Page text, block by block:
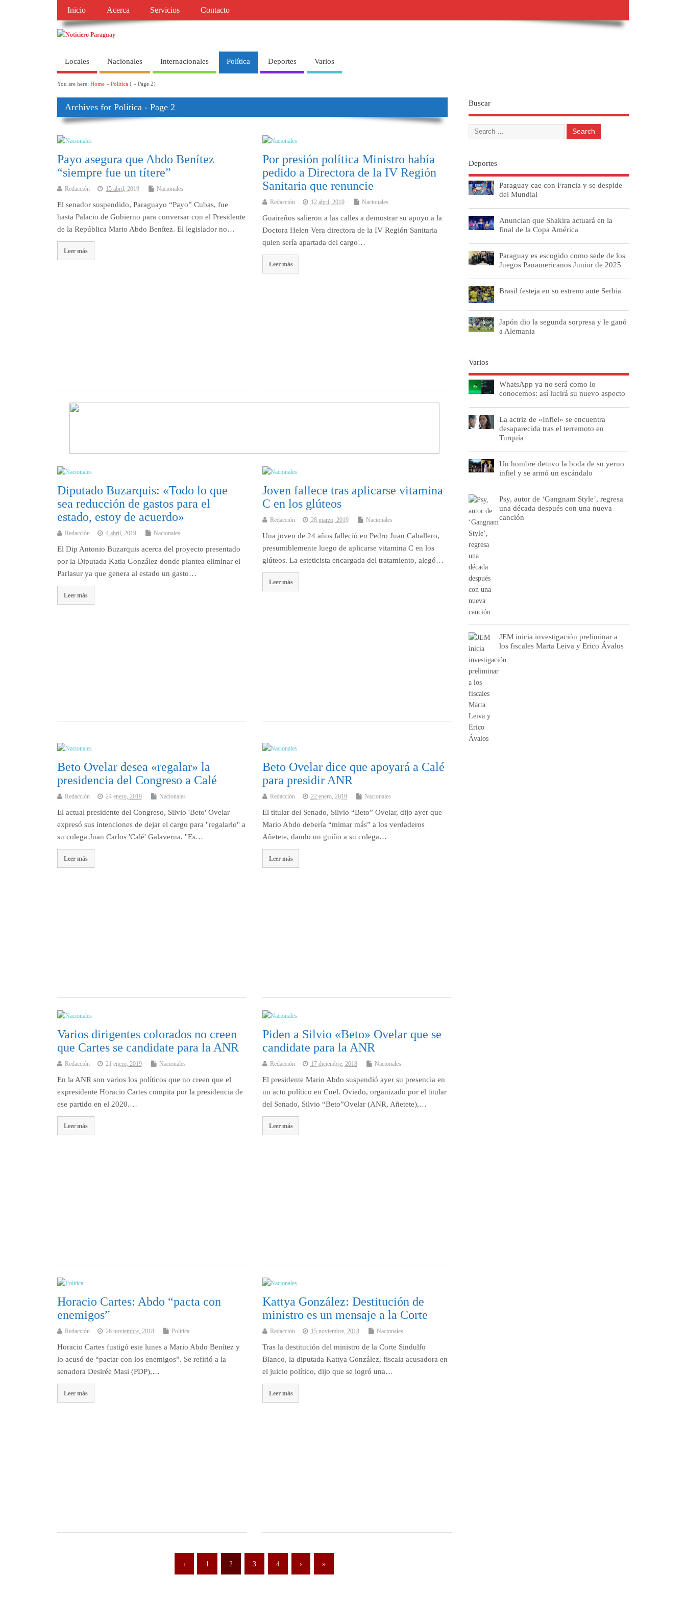
Inicio Acerca Servicios Contacto
Locales Nacionales Internacionales Política Deportes Varios
You are here: Home » Política ( » Page 2)
Archives for Política - Page 2
Payo asegura que Abdo Benítez
“siempre fue un títere”
Redacción 15 abril, 2019 Nacionales
El senador suspendido, Paraguayo “Payo” Cubas, fue
hasta Palacio de Gobierno para conversar con el Presidente
de la República Mario Abdo Benítez. El legislador no…
Leer más
Por presión política Ministro había
pedido a Directora de la IV Región
Sanitaria que renuncie
Redacción 12 abril, 2019 Nacionales
Guaireños salieron a las calles a demostrar su apoyo a la
Doctora Helen Vera directora de la IV Región Sanitaria
quien sería apartada del cargo…
Leer más
Diputado Buzarquis: «Todo lo que
sea reducción de gastos para el
estado, estoy de acuerdo»
Redacción 4 abril, 2019 Nacionales
El Dip Antonio Buzarquis acerca del proyecto presentado
por la Diputada Katia González donde plantea eliminar el
Parlasur ya que genera al estado un gasto…
Leer más
Joven fallece tras aplicarse vitamina
C en los glúteos
Redacción 28 marzo, 2019 Nacionales
Una joven de 24 años falleció en Pedro Juan Caballero,
presumiblemente luego de aplicarse vitamina C en los
glúteos. La esteticista encargada del tratamiento, alegó…
Leer más
Beto Ovelar desea «regalar» la
presidencia del Congreso a Calé
Redacción 24 enero, 2019 Nacionales
El actual presidente del Congreso, Silvio 'Beto' Ovelar
expresó sus intenciones de dejar el cargo para "regalarlo" a
su colega Juan Carlos 'Calé' Galaverna. "Es…
Leer más
Beto Ovelar dice que apoyará a Calé
para presidir ANR
Redacción 22 enero, 2019 Nacionales
El titular del Senado, Silvio “Beto” Ovelar, dijo ayer que
Mario Abdo debería “mimar más” a los verdaderos
Añetete, dando un guiño a su colega…
Leer más
Varios dirigentes colorados no creen
que Cartes se candidate para la ANR
Redacción 21 enero, 2019 Nacionales
En la ANR son varios los políticos que no creen que el
expresidente Horacio Cartes compita por la presidencia de
ese partido en el 2020.…
Leer más
Piden a Silvio «Beto» Ovelar que se
candidate para la ANR
Redacción 17 diciembre, 2018 Nacionales
El presidente Mario Abdo suspendió ayer su presencia en
un acto político en Cnel. Oviedo, organizado por el titular
del Senado, Silvio “Beto”Ovelar (ANR, Añetete),…
Leer más
Horacio Cartes: Abdo “pacta con
enemigos”
Redacción 26 noviembre, 2018 Política
Horacio Cartes fustigó este lunes a Mario Abdo Benítez y
lo acusó de “pactar con los enemigos”. Se refirió a la
senadora Desirée Masi (PDP),…
Leer más
Kattya González: Destitución de
ministro es un mensaje a la Corte
Redacción 15 noviembre, 2018 Nacionales
Tras la destitución del ministro de la Corte Sindulfo
Blanco, la diputada Kattya González, fiscala acusadora en
el juicio político, dijo que se logró una…
Leer más
‹ 1 2 3 4 › »
Buscar
Deportes
Paraguay cae con Francia y se despide
del Mundial
Anuncian que Shakira actuará en la
final de la Copa América
Paraguay es escogido como sede de los
Juegos Panamericanos Junior de 2025
Brasil festeja en su estreno ante Serbia
Japón dio la segunda sorpresa y le ganó
a Alemania
Varios
WhatsApp ya no será como lo
conocemos: así lucirá su nuevo aspecto
La actriz de «Infiel» se encuentra
desaparecida tras el terremoto en
Turquía
Un hombre detuvo la boda de su yerno
infiel y se armó un escándalo
Psy, autor de ‘Gangnam Style’, regresa
una década después con una nueva
canción
JEM inicia investigación preliminar a
los fiscales Marta Leiva y Erico Ávalos